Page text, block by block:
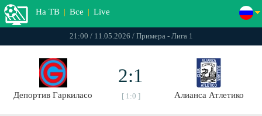
На ТВ | Все | Live
21:00 / 11.05.2026 / Примера - Лига 1
Депортив Гаркиласо
2:1
[ 1:0 ] Алианса Атлетико